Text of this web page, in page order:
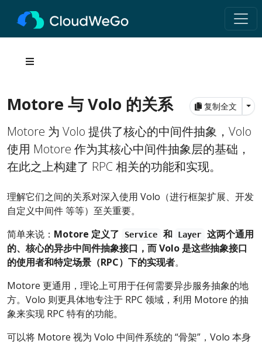
复制全文
Motore 与 Volo 的关系
Motore 为 Volo 提供了核心的中间件抽象，Volo
使用 Motore 作为其核心中间件抽象层的基础，
在此之上构建了 RPC 相关的功能和实现。
理解它们之间的关系对深入使用 Volo（进行框架扩展、开发
自定义中间件 等等）至关重要。
简单来说： Motore 定义了 Service 和 Layer
这两个通用
的、核心的异步中间件抽象接口，而 Volo 是这些抽象接口
的使用者和特定场景（RPC）下的实现者。
Motore 更通用，理论上可用于任何需要异步服务抽象的地
方。Volo 则更具体地专注于 RPC 领域，利用 Motore 的抽
象来实现 RPC 特有的功能。
可以将 Motore 视为 Volo 中间件系统的 “骨架”，Volo 本身